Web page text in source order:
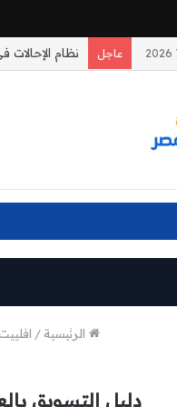
عاجل
الرئيسية /
دليل التسويق